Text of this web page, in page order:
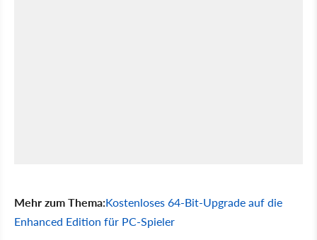
Mehr zum Thema:Kostenloses 64-Bit-Upgrade auf die
Enhanced Edition für PC-Spieler